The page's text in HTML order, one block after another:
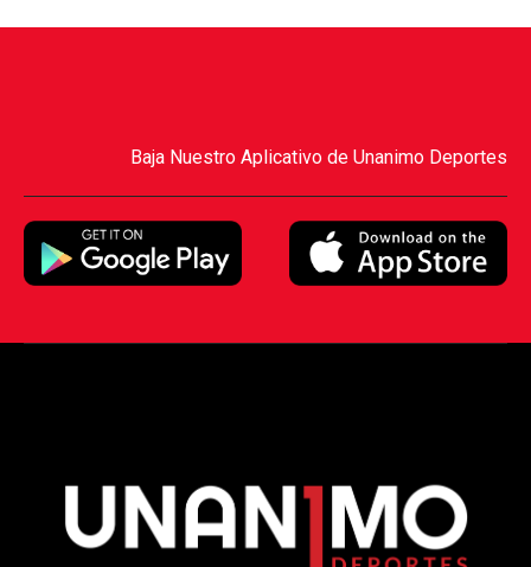
Baja Nuestro Aplicativo de Unanimo Deportes